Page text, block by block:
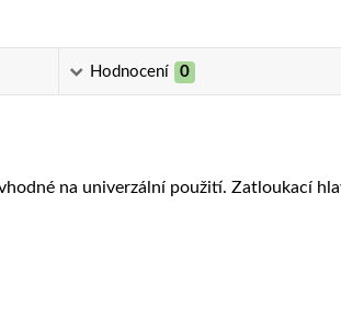
Hodnocení 0
na univerzální použití. Zatloukací